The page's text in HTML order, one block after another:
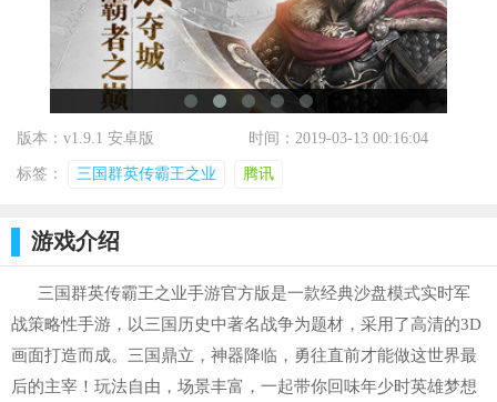
版本：v1.9.1 安卓版 时间：2019-03-13 00:16:04
标签： 三国群英传霸王之业 腾讯
游戏介绍
三国群英传霸王之业手游官方版是一款经典沙盘模式实时军
战策略性手游，以三国历史中著名战争为题材，采用了高清的3D
画面打造而成。三国鼎立，神器降临，勇往直前才能做这世界最
后的主宰！玩法自由，场景丰富，一起带你回味年少时英雄梦想